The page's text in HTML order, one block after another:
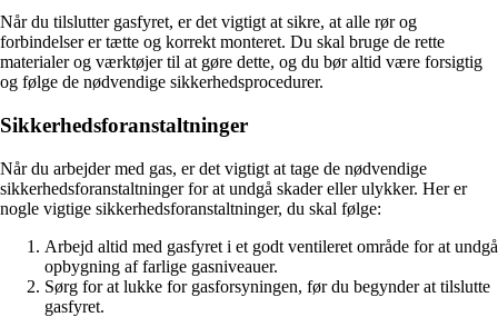
Når du tilslutter gasfyret, er det vigtigt at sikre, at alle rør og
forbindelser er tætte og korrekt monteret. Du skal bruge de rette
materialer og værktøjer til at gøre dette, og du bør altid være forsigtig
og følge de nødvendige sikkerhedsprocedurer.
Sikkerhedsforanstaltninger
Når du arbejder med gas, er det vigtigt at tage de nødvendige
sikkerhedsforanstaltninger for at undgå skader eller ulykker. Her er
nogle vigtige sikkerhedsforanstaltninger, du skal følge:
Arbejd altid med gasfyret i et godt ventileret område for at undgå
opbygning af farlige gasniveauer.
Sørg for at lukke for gasforsyningen, før du begynder at tilslutte
gasfyret.